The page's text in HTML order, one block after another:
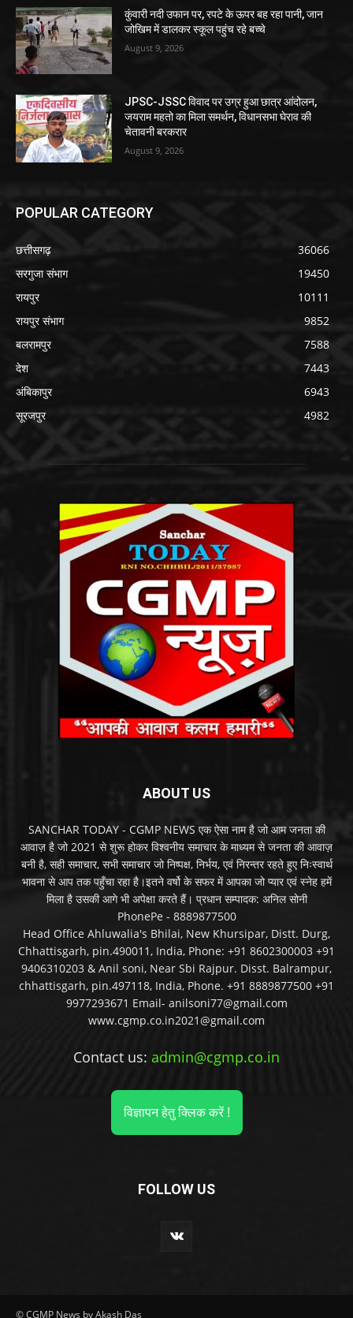
कुंवारी नदी उफान पर, रपटे के ऊपर बह रहा पानी, जान
जोखिम में डालकर स्कूल पहुंच रहे बच्चे
August 9, 2026
JPSC-JSSC विवाद पर उग्र हुआ छात्र आंदोलन,
जयराम महतो का मिला समर्थन, विधानसभा घेराव की
चेतावनी बरकरार
August 9, 2026
POPULAR CATEGORY
छत्तीसगढ़
36066
सरगुजा संभाग
19450
रायपुर
10111
रायपुर संभाग
9852
बलरामपुर
7588
देश
7443
अंबिकापुर
6943
सूरजपुर
4982
ABOUT US
SANCHAR TODAY - CGMP NEWS एक ऐसा नाम है जो आम जनता की
आवाज़ है जो 2021 से शुरू होकर विश्वनीय समाचार के माध्यम से जनता की आवाज़
बनी है, सही समाचार, सभी समाचार जो निष्पक्ष, निर्भय, एवं निरन्तर रहते हुए निःस्वार्थ
भावना से आप तक पहुँचा रहा है।इतने वर्षो के सफर में आपका जो प्यार एवं स्नेह हमें
मिला है उसकी आगे भी अपेक्षा करते हैं। प्रधान सम्पादक: अनिल सोनी
PhonePe - 8889877500
Head Office Ahluwalia's Bhilai, New Khursipar, Distt. Durg,
Chhattisgarh, pin.490011, India, Phone: +91 8602300003 +91
9406310203 & Anil soni, Near Sbi Rajpur. Disst. Balrampur,
chhattisgarh, pin.497118, India, Phone. +91 8889877500 +91
9977293671 Email- anilsoni77@gmail.com
www.cgmp.co.in2021@gmail.com
Contact us: admin@cgmp.co.in
विज्ञापन हेतु क्लिक करें !
FOLLOW US
© CGMP News by Akash Das